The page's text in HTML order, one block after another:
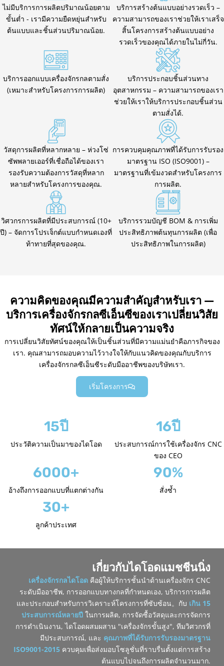
ไม่มีบริการการผลิตปริมาณน้อยตาม
ขั้นต่ำ - เรามีความยืดหยุ่นสำหรับ
ต้นแบบและชิ้นส่วนปริมาณน้อย.
บริการสร้างต้นแบบอย่างรวดเร็ว –
ความสามารถของเราช่วยให้เราเสร็จ
สิ้นโครงการสร้างต้นแบบอย่าง
รวดเร็วของคุณได้ภายในไม่กี่วัน.
บริการออกแบบเครื่องจักรกลตามสั่ง
(เหมาะสำหรับโครงการการผลิต)
บริการประกอบชิ้นส่วนทาง
อุตสาหกรรม – ความสามารถของเรา
ช่วยให้เราให้บริการประกอบชิ้นส่วน
ตามสั่งได้.
วัสดุการผลิตที่หลากหลาย – ห่วงโซ่
ซัพพลายเออร์ที่เชื่อถือได้ของเรา
รองรับความต้องการวัสดุที่หลาก
หลายสำหรับโครงการของคุณ.
การควบคุมคุณภาพที่ได้รับการรับรอง
มาตรฐาน ISO (ISO9001) –
มาตรฐานที่เข้มงวดสำหรับโครงการ
การผลิต.
วิศวกรการผลิตที่มีประสบการณ์ (10+
ปี) – จัดการโปรเจ็กต์แบบกำหนดเองที่
ท้าทายที่สุดของคุณ.
บริการรวมบัญชี BOM & การเพิ่ม
ประสิทธิภาพต้นทุนการผลิต (เพื่อ
ประสิทธิภาพในการผลิต)
ความคิดของคุณมีความสำคัญสำหรับเรา —
บริการเครื่องจักรกลซีเอ็นซีของเราเปลี่ยนวิสัย
ทัศน์ให้กลายเป็นความจริง
การเปลี่ยนวิสัยทัศน์ของคุณให้เป็นชิ้นส่วนที่มีความแม่นยำคือภารกิจของ
เรา. คุณสามารถมอบความไว้วางใจให้กับแนวคิดของคุณกับบริการ
เครื่องจักรกลซีเอ็นซีระดับมืออาชีพของบริษัทเรา.
เริ่มโครงการ
15ปี
ประวัติความเป็นมาของไดโอด
16ปี
ประสบการณ์การใช้เครื่องจักร CNC
ของ CEO
6000+
อ้างถึงการออกแบบที่แตกต่างกัน
90%
สั่งซ้ำ
30+
ลูกค้าประเทศ
เกี่ยวกับไดโอดแมชชีนนิ่ง
เครื่องจักรกลไดโอด คือผู้ให้บริการชั้นนำด้านเครื่องจักร CNC
ระดับมืออาชีพ, การออกแบบทางกลที่กำหนดเอง, บริการการผลิต
และประกอบสำหรับการวิเคราะห์โครงการที่ซับซ้อน。กับ เกิน 15
ประสบการณ์หลายปี ในการผลิต, การจัดซื้อวัสดุและการจัดการ
การดำเนินงาน, ไดโอดผสมผสาน "เครื่องจักรขั้นสูง", ทีมวิศวกรที่
มีประสบการณ์, และ คุณภาพที่ได้รับการรับรองมาตรฐาน
ISO9001-2015 ควบคุมเพื่อส่งมอบโซลูชั่นที่ราบรื่นตั้งแต่การสร้าง
ต้นแบบไปจนถึงการผลิตจำนวนมาก.